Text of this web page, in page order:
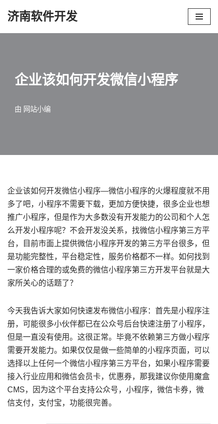
济南软件开发
企业该如何开发微信小程序
由 网站小编
企业该如何开发微信小程序—微信小程序的火爆程度就不用
多了吧，小程序不需要下载，更加方便快捷，很多企业也想
推广小程序，但是作为大多数没有开发能力的公司和个人怎
么开发小程序呢？不会开发没关系，找微信小程序第三方平
台，目前市面上提供微信小程序开发的第三方平台很多，但
是功能完整性，平台稳定性，服务价格都不一样。如何找到
一家价格合理的或免费的微信小程序第三方开发平台就是大
家所关心的话题了？
今天我告诉大家如何快速发布微信小程序：首先是小程序注
册，可能很多小伙伴都已在公众号后台快速注册了小程序，
但是一直没有使用。这很正常。毕竟不依赖第三方做小程序
需要开发能力。如果仅仅是做一些简单的小程序页面，可以
选择以上任何一个微信小程序第三方平台，如果小程序需要
接入行业应用和微信会员卡，优惠券，那我建议你使用魔盒
CMS，因为这个平台支持公众号，小程序，微信卡券，微
信支付，支付宝，功能很完善。